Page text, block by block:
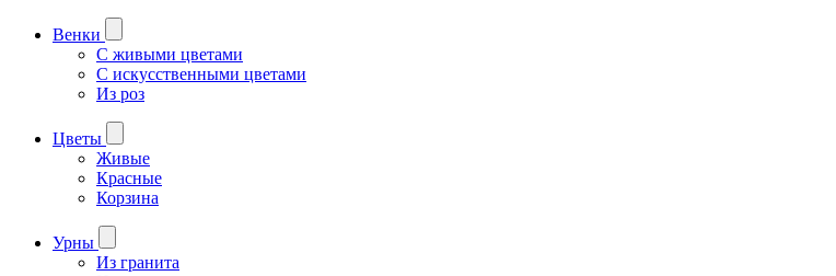
Венки
С живыми цветами
С искусственными цветами
Из роз
Цветы
Живые
Красные
Корзина
Урны
Из гранита